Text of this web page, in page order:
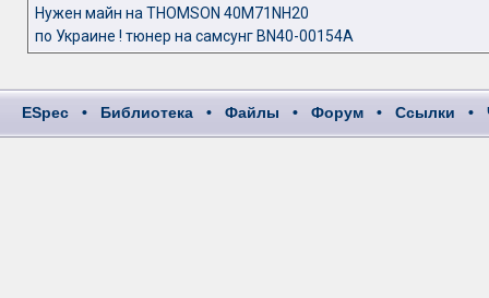
Нужен майн на THOMSON 40M71NH20
по Украине ! тюнер на самсунг BN40-00154A
ESpec • Библиотека • Файлы • Форум • Ссылки •